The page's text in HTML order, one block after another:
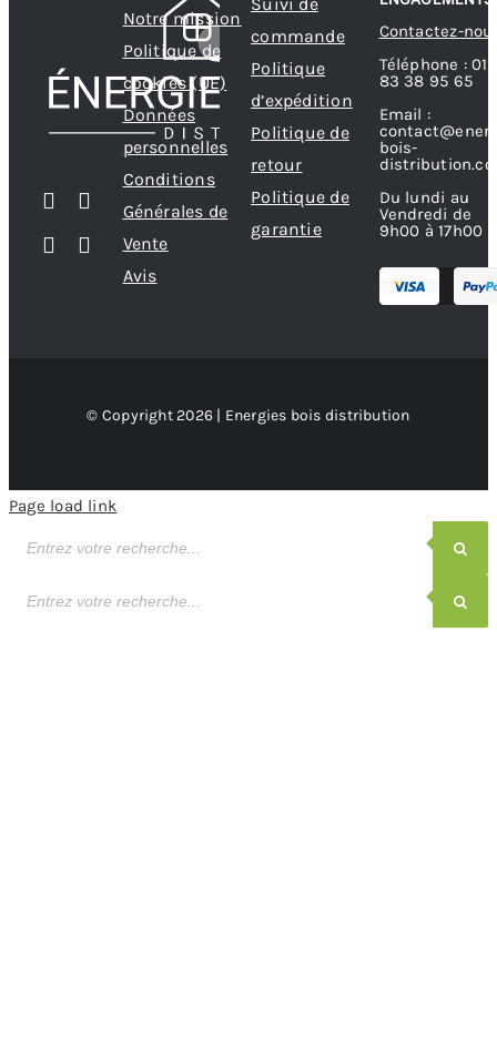
la
page
du
choisies
sur
page
du
Notre mission
Politique de
cookies (UE)
Données
personnelles
Conditions
Générales de
Vente
Avis
commande
Politique
d’expédition
Politique de
retour
Politique de
garantie
Contactez-
Téléphone : 01
83 38 95 65
Email :
bois-
Du lundi au
Vendredi de
9h00 à 17h00
© Copyright 2026 | Energies bois distribution
Page load link
de
de